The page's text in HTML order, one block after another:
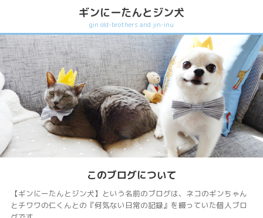
ギンにーたんとジン犬
gin old-brothers and jin-inu
このブログについて
【ギンにーたんとジン犬】という名前のブログは、ネコのギンちゃん
とチワワの仁くんとの『何気ない日常の記録』を綴っていた個人ブロ